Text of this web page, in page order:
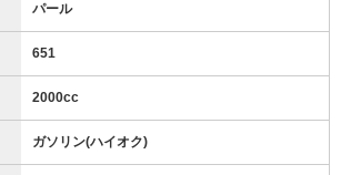
パール
651
2000cc
ガソリン(ハイオク)